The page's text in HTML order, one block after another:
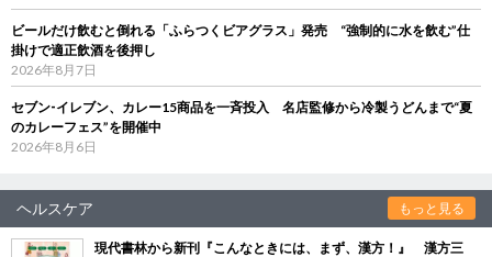
ビールだけ飲むと倒れる「ふらつくビアグラス」発売 “強制的に水を飲む”仕
掛けで適正飲酒を後押し
2026年8月7日
セブン‐イレブン、カレー15商品を一斉投入 名店監修から冷製うどんまで“夏
のカレーフェス”を開催中
2026年8月6日
ヘルスケア もっと見る
現代書林から新刊『こんなときには、まず、漢方！』 漢方三